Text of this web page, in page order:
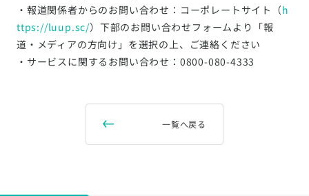
・報道関係者からのお問い合わせ：コーポレートサイト（h
ttps://luup.sc/）下部のお問い合わせフォームより「報
道・メディアの方向け」を選択の上、ご連絡ください
・サービスに関するお問い合わせ：0800-080-4333
一覧へ戻る